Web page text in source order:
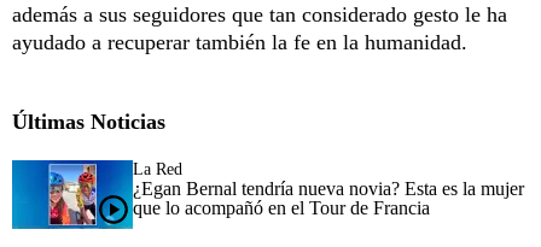
además a sus seguidores que tan considerado gesto le ha
ayudado a recuperar también la fe en la humanidad.
Últimas Noticias
La Red
¿Egan Bernal tendría nueva novia? Esta es la mujer
que lo acompañó en el Tour de Francia